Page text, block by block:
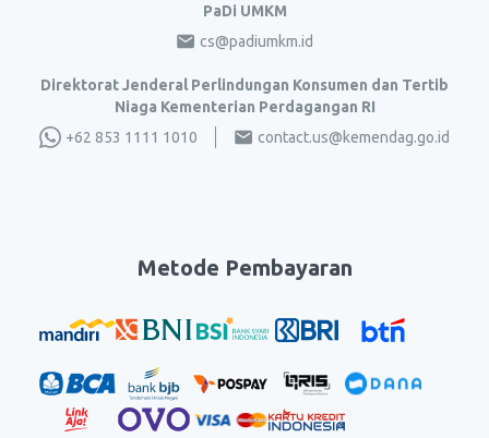
PaDi UMKM
cs@padiumkm.id
Direktorat Jenderal Perlindungan Konsumen dan Tertib
Niaga Kementerian Perdagangan RI
+62 853 1111 1010
contact.us@kemendag.go.id
Metode Pembayaran